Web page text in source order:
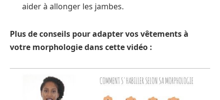
aider à allonger les jambes.
Plus de conseils pour adapter vos vêtements à
votre morphologie dans cette vidéo :